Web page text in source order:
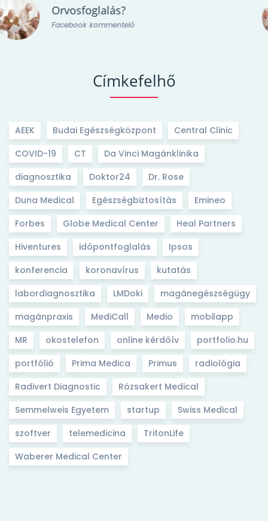
Orvosfoglalás?
Facebook kommentelő
Címkefelhő
AEEK Budai Egészségközpont
Central Clinic
COVID-19
CT
Da Vinci Magánklinika
diagnosztika
Doktor24
Dr. Rose
Duna Medical
Egészségbiztosítás
Emineo
Forbes
Globe Medical Center
Heal Partners
Hiventures
időpontfoglalás
Ipsos
konferencia
koronavírus
kutatás
labordiagnosztika
LMDoki
magánegészségügy
magánpraxis
MediCall Medio
mobilapp
MR
okostelefon online kérdőív
portfolio.hu
portfólió
Prima Medica Primus
radiológia
Radivert Diagnostic
Rózsakert Medical
Semmelweis Egyetem
startup
Swiss Medical
szoftver
telemedicina
TritonLife
Waberer Medical Center